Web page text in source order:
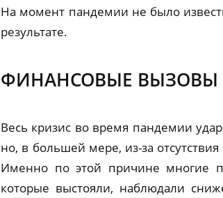
На момент пандемии не было
результате.
ФИНАНСОВЫЕ ВЫЗОВЫ
Весь кризис во время пандемии
но, в большей мере, из-за
Именно по этой причине многие
которые выстояли, наблюдали